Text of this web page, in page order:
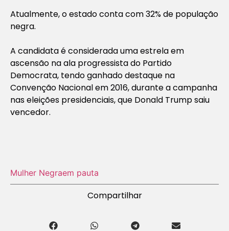
Atualmente, o estado conta com 32% de população
negra.
A candidata é considerada uma estrela em
ascensão na ala progressista do Partido
Democrata, tendo ganhado destaque na
Convenção Nacional em 2016, durante a campanha
nas eleições presidenciais, que Donald Trump saiu
vencedor.
Mulher Negraem pauta
Compartilhar